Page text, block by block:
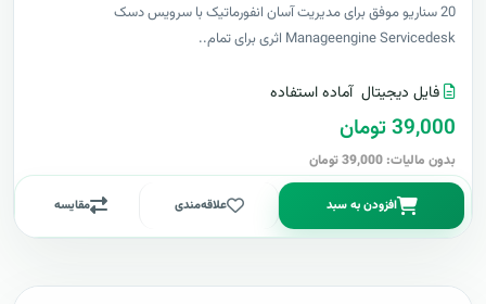
20 سناریو موفق برای مدیریت آسان انفورماتیک با سرویس دسک
Manageengine Servicedesk اثری برای تمام..
فایل دیجیتال آماده استفاده
39,000 تومان
بدون مالیات: 39,000 تومان
افزودن به سبد علاقه‌مندی مقایسه